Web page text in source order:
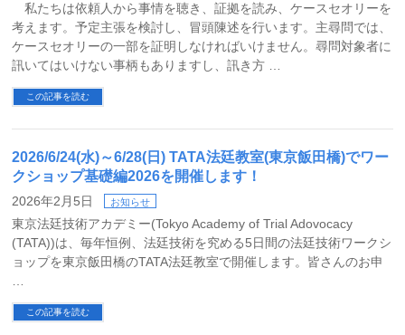
私たちは依頼人から事情を聴き、証拠を読み、ケースセオリーを
考えます。予定主張を検討し、冒頭陳述を行います。主尋問では、
ケースセオリーの一部を証明しなければいけません。尋問対象者に
訊いてはいけない事柄もありますし、訊き方 …
この記事を読む
2026/6/24(水)～6/28(日) TATA法廷教室(東京飯田橋)でワー
クショップ基礎編2026を開催します！
2026年2月5日 お知らせ
東京法廷技術アカデミー(Tokyo Academy of Trial Adovocacy
(TATA))は、毎年恒例、法廷技術を究める5日間の法廷技術ワークシ
ョップを東京飯田橋のTATA法廷教室で開催します。皆さんのお申
この記事を読む